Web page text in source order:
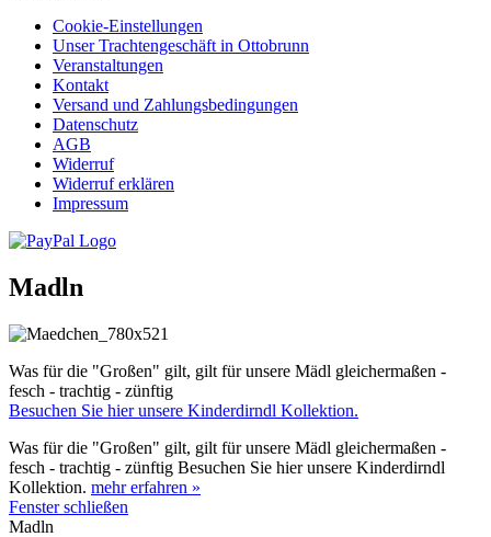
Cookie-Einstellungen
Unser Trachtengeschäft in Ottobrunn
Veranstaltungen
Kontakt
Versand und Zahlungsbedingungen
Datenschutz
AGB
Widerruf
Widerruf erklären
Impressum
Madln
Was für die "Großen" gilt, gilt für unsere Mädl gleichermaßen -
fesch - trachtig - zünftig
Besuchen Sie hier unsere Kinderdirndl Kollektion.
Was für die "Großen" gilt, gilt für unsere Mädl gleichermaßen -
fesch - trachtig - zünftig Besuchen Sie hier unsere Kinderdirndl
Kollektion. mehr erfahren »
Fenster schließen
Madln